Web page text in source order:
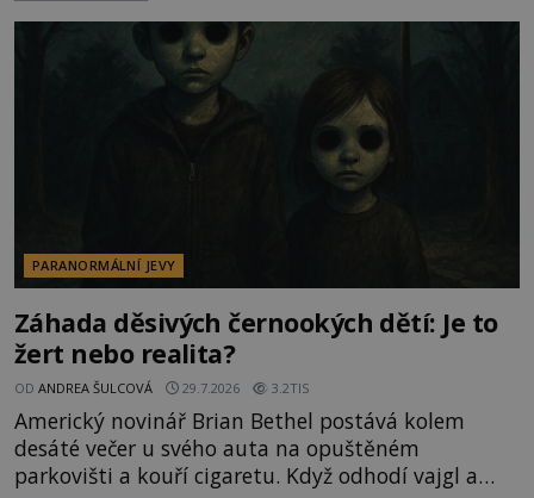
vyhýbají! Už jste o těchto lesích slyšeli? A odvážili
byste se je navštívit? [gallery ids="17
PARANORMÁLNÍ JEVY
Záhada děsivých černookých dětí: Je to
žert nebo realita?
OD ANDREA ŠULCOVÁ 29.7.2026 3.2TIS
Americký novinář Brian Bethel postává kolem
desáté večer u svého auta na opuštěném
parkovišti a kouří cigaretu. Když odhodí vajgl a